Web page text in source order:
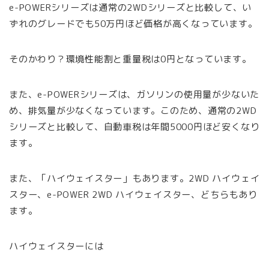
e-POWERシリーズは通常の2WDシリーズと比較して、い
ずれのグレードでも50万円ほど価格が高くなっています。
そのかわり？環境性能割と重量税は0円となっています。
また、e-POWERシリーズは、ガソリンの使用量が少ないた
め、排気量が少なくなっています。このため、通常の2WD
シリーズと比較して、自動車税は年間5000円ほど安くなり
ます。
また、「ハイウェイスター」もあります。2WD ハイウェイ
スター、e-POWER 2WD ハイウェイスター、どちらもあり
ます。
ハイウェイスターには